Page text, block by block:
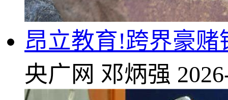
昂立教育!跨界豪赌
央广网 邓炳强